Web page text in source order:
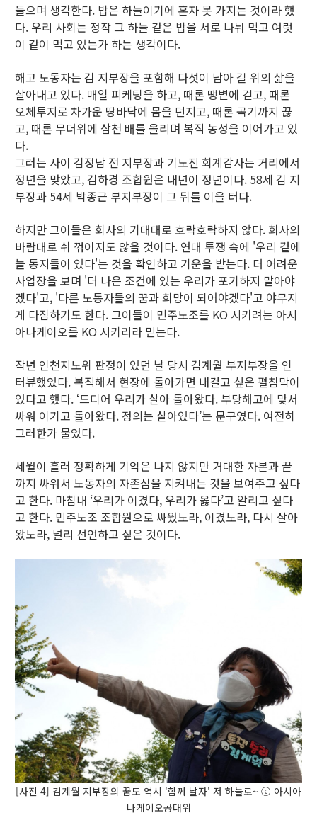
들으며 생각한다. 밥은 하늘이기에 혼자 못 가지는 것이라 했
다. 우리 사회는 정작 그 하늘 같은 밥을 서로 나눠 먹고 여럿
이 같이 먹고 있는가 하는 생각이다.
해고 노동자는 김 지부장을 포함해 다섯이 남아 길 위의 삶을
살아내고 있다. 매일 피케팅을 하고, 때론 땡볕에 걷고, 때론
오체투지로 차가운 땅바닥에 몸을 던지고, 때론 곡기까지 끊
고, 때론 무더위에 삼천 배를 올리며 복직 농성을 이어가고 있
다.
그러는 사이 김정남 전 지부장과 기노진 회계감사는 거리에서
정년을 맞았고, 김하경 조합원은 내년이 정년이다. 58세 김 지
부장과 54세 박종근 부지부장이 그 뒤를 이을 터다.
하지만 그이들은 회사의 기대대로 호락호락하지 않다. 회사의
바람대로 쉬 꺾이지도 않을 것이다. 연대 투쟁 속에 '우리 곁에
늘 동지들이 있다'는 것을 확인하고 기운을 받는다. 더 어려운
사업장을 보며 '더 나은 조건에 있는 우리가 포기하지 말아야
겠다'고, '다른 노동자들의 꿈과 희망이 되어야겠다'고 야무지
게 다짐하기도 한다. 그이들이 민주노조를 KO 시키려는 아시
아나케이오를 KO 시키리라 믿는다.
작년 인천지노위 판정이 있던 날 당시 김계월 부지부장을 인
터뷰했었다. 복직해서 현장에 돌아가면 내걸고 싶은 펼침막이
있다고 했다. ‘드디어 우리가 살아 돌아왔다. 부당해고에 맞서
싸워 이기고 돌아왔다. 정의는 살아있다’는 문구였다. 여전히
그러한가 물었다.
세월이 흘러 정확하게 기억은 나지 않지만 거대한 자본과 끝
까지 싸워서 노동자의 자존심을 지켜내는 것을 보여주고 싶다
고 한다. 마침내 ‘우리가 이겼다, 우리가 옳다’고 알리고 싶다
고 한다. 민주노조 조합원으로 싸웠노라, 이겼노라, 다시 살아
왔노라, 널리 선언하고 싶은 것이다.
[사진 4] 김계월 지부장의 꿈도 역시 '함께 날자' 저 하늘로~ ⓒ 아시아
나케이오공대위